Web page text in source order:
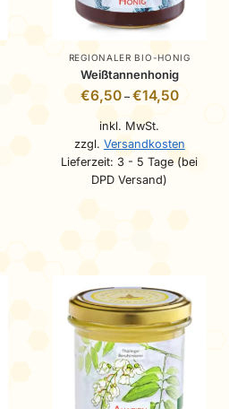
REGIONALER BIO-HONIG
Weißtannenhonig
€6,50– €14,50
inkl. MwSt.
zzgl. Versandkosten
Lieferzeit: 3 - 5 Tage (bei
DPD Versand)